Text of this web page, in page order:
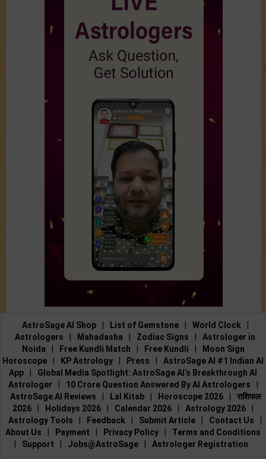
AstroSage AI Shop List of Gemstone World Clock
Astrologers
Mahadasha Zodiac Signs
Astrologer in
Noida
Free Kundli Match Free Kundli
Moon Sign
Horoscope
KP Astrology Press
AstroSage AI #1 Indian AI
App
Global Media Spotlight: AstroSage AI’s Breakthrough AI
Astrologer
10 Crore Question Answered By AI Astrologers
AstroSage AI Reviews
Lal Kitab Horoscope 2026
राशिफल
2026
Holidays 2026 Calendar 2026 Astrology 2026
Astrology Tools
Feedback Submit Article Contact Us
About Us
Payment Privacy Policy
Terms and Conditions
Support Jobs@AstroSage Astrologer Registration